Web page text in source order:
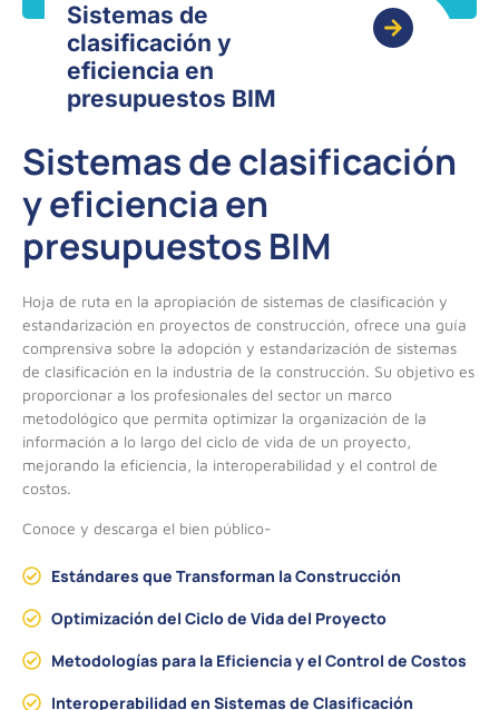
Sistemas de
clasificación y
eficiencia en
presupuestos BIM
Sistemas de clasificación
y eficiencia en
presupuestos BIM
Hoja de ruta en la apropiación de sistemas de clasificación y
estandarización en proyectos de construcción, ofrece una guía
comprensiva sobre la adopción y estandarización de sistemas
de clasificación en la industria de la construcción. Su objetivo es
proporcionar a los profesionales del sector un marco
metodológico que permita optimizar la organización de la
información a lo largo del ciclo de vida de un proyecto,
mejorando la eficiencia, la interoperabilidad y el control de
costos.
Conoce y descarga el bien público-
Estándares que Transforman la Construcción
Optimización del Ciclo de Vida del Proyecto
Metodologías para la Eficiencia y el Control de Costos
Interoperabilidad en Sistemas de Clasificación